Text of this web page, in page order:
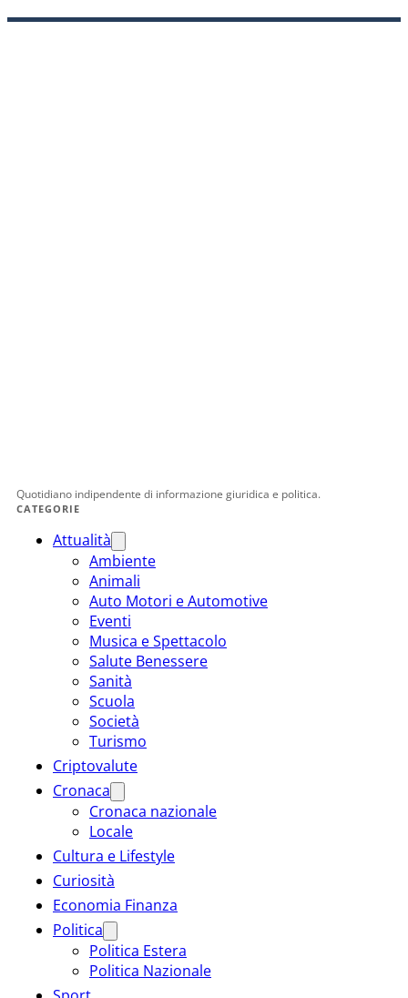
Quotidiano indipendente di informazione giuridica e politica.
CATEGORIE
Attualità
Ambiente
Animali
Auto Motori e Automotive
Eventi
Musica e Spettacolo
Salute Benessere
Sanità
Scuola
Società
Turismo
Criptovalute
Cronaca
Cronaca nazionale
Locale
Cultura e Lifestyle
Curiosità
Economia Finanza
Politica
Politica Estera
Politica Nazionale